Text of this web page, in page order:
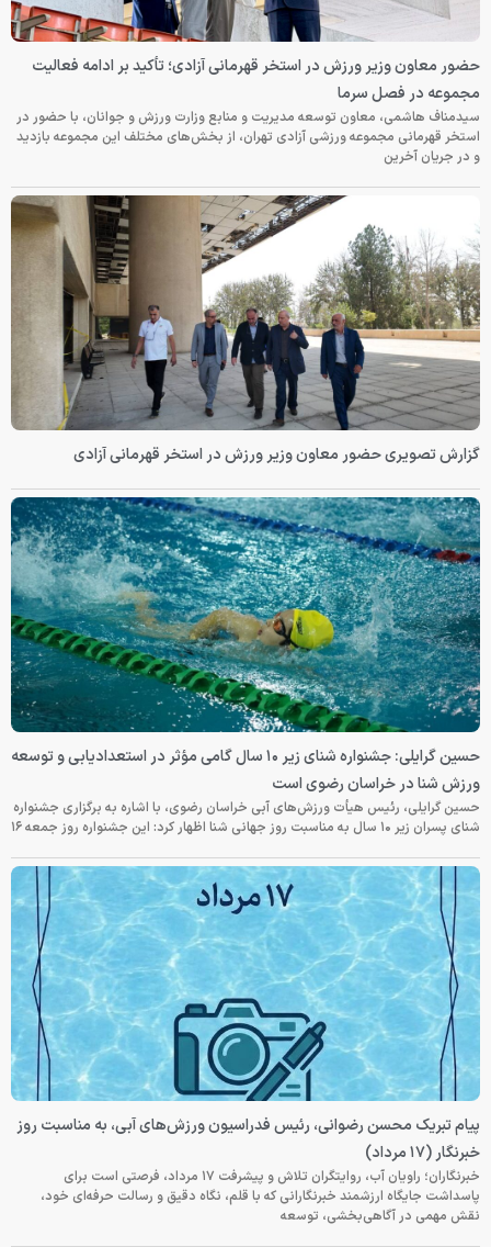
حضور معاون وزیر ورزش در استخر قهرمانی آزادی؛ تأکید بر ادامه فعالیت
مجموعه در فصل سرما
سیدمناف هاشمی، معاون توسعه مدیریت و منابع وزارت ورزش و جوانان، با حضور در
استخر قهرمانی مجموعه ورزشی آزادی تهران، از بخش‌های مختلف این مجموعه بازدید
و در جریان آخرین
گزارش تصویری حضور معاون وزیر ورزش در استخر قهرمانی آزادی
حسین گرایلی: جشنواره شنای زیر ۱۰ سال گامی مؤثر در استعدادیابی و توسعه
ورزش شنا در خراسان رضوی است
حسین گرایلی، رئیس هیأت ورزش‌های آبی خراسان رضوی، با اشاره به برگزاری جشنواره
شنای پسران زیر ۱۰ سال به مناسبت روز جهانی شنا اظهار کرد: این جشنواره روز جمعه‌ ۱۶
پیام تبریک محسن رضوانی، رئیس فدراسیون ورزش‌های آبی، به مناسبت روز
خبرنگار (۱۷ مرداد)
خبرنگاران؛ راویان آب، روایتگران تلاش و پیشرفت ۱۷ مرداد، فرصتی است برای
پاسداشت جایگاه ارزشمند خبرنگارانی که با قلم، نگاه دقیق و رسالت حرفه‌ای خود،
نقش مهمی در آگاهی‌بخشی، توسعه